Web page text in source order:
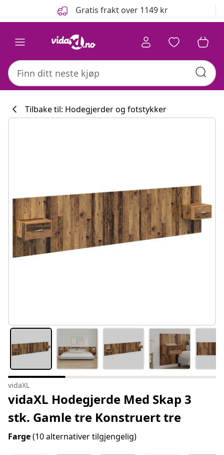
Gratis frakt over 1149 kr
Tilbake til: Hodegjerder og fotstykker
vidaXL
vidaXL Hodegjerde Med Skap 3
stk. Gamle tre Konstruert tre
Farge(10 alternativer tilgjengelig)